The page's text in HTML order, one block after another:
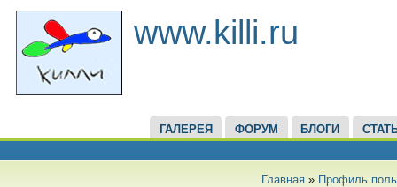
www.killi.ru
ГАЛЕРЕЯ ФОРУМ БЛОГИ
Главная» Профиль